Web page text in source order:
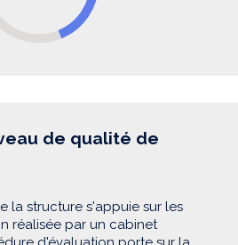
de qualité de
la structure s'appuie sur les
réalisée par un cabinet